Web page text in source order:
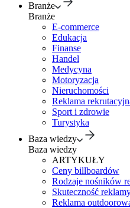
Branże
Branże
E-commerce
Edukacja
Finanse
Handel
Medycyna
Motoryzacja
Nieruchomości
Reklama
Sport i zdrowie
Turystyka
Baza wiedzy
Baza wiedzy
ARTYKUŁY
Ceny billboardów
Rodzaje nośników
Skuteczność
Reklama